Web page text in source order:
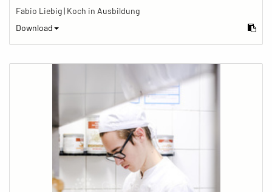
Fabio Liebig | Koch in Ausbildung
Download